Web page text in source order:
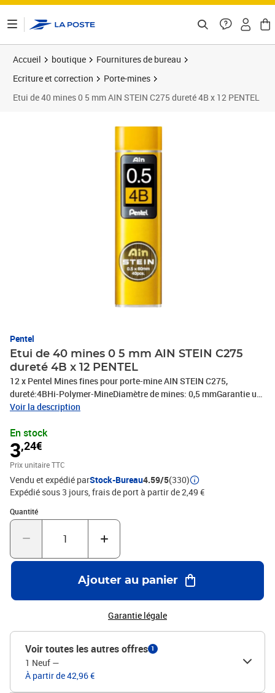
Accueil boutique
Fournitures de bureau
Ecriture et correction
Porte-mines
Etui de 40 mines 0 5 mm AIN STEIN C275 dureté 4B x 12 PENTEL
Pentel
Etui de 40 mines 0 5 mm AIN STEIN C275
dureté 4B x 12 PENTEL
12 x Pentel Mines fines pour porte-mine AIN STEIN C275,
dureté:4BHi-Polymer-MineDiamètre de mines: 0,5 mmGarantie un
tracé noir et net ainsi qu'un sentiment d'écriture doux et résistant
PHOTOS NON CONTRACTUELLES
Voir la description
En stock
3,24€
Prix unitaire TTC
Vendu et expédié parStock-Bureau4.59/5(330)
Expédié sous 3 jours, frais de port à partir de 2,49 €
Quantité
Quantité : 1
Ajouter au panier
Garantie légale
Voir toutes les autres offres 1
1 Neuf —
À partir de 42,96 €